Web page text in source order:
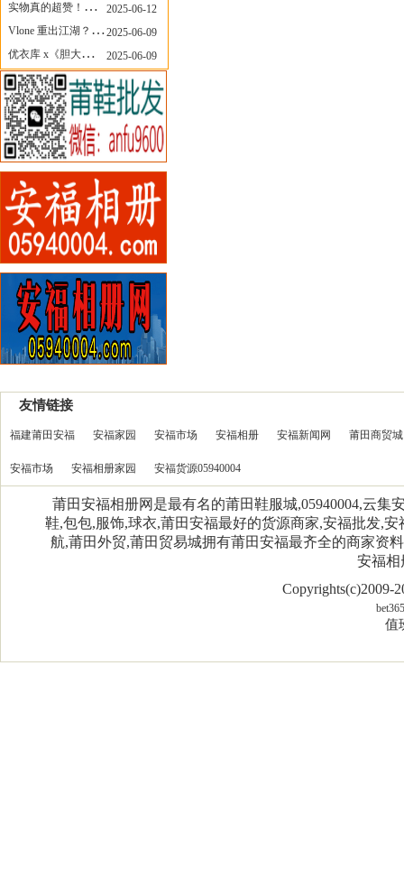
实物真的超赞！NB 新款 2010 新配色
2025-06-12
Vlone 重出江湖？突然又要联名，谁能想到！
2025-06-09
优衣库 x《胆大党》新品公布，第二季联动周边来了！
2025-06-09
友情链接
福建莆田安福 安福家园 安福市场 安福相册 安福新闻网 莆田商贸城
安福市场 安福相册家园 安福货源05940004
莆田安福相册网是最有名的莆田鞋服城,05940004,云
鞋,包包,服饰,球衣,莆田安福最好的货源商家,安福批发,
航,莆田外贸,莆田贸易城拥有莆田安福最齐全的商家资
安福相
Copyrights(c)2009-
bet365
值